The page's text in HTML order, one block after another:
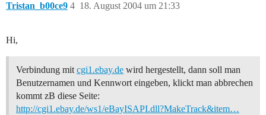
Tristan_b00ce9 18. August 2004 um 21:33
4
Hi,
Verbindung mit cgi1.ebay.de wird hergestellt, dann soll man
Benutzernamen und Kennwort eingeben, klickt man abbrechen
kommt zB diese Seite:
http://cgi1.ebay.de/ws1/eBayISAPI.dll?MakeTrack&item…